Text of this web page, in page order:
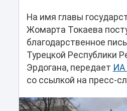
На имя главы
Жомарта Токаева
благодарственное
Турецкой Республики
Эрдогана, передает ИА
со ссылкой на пресс-